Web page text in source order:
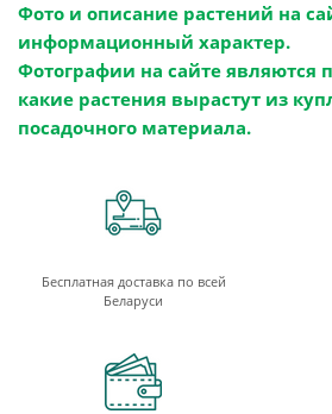
Фото и описание растений на
информационный характер.
Фотографии на сайте являются
какие растения вырастут из
посадочного материала.
Бесплатная доставка по всей
Беларуси